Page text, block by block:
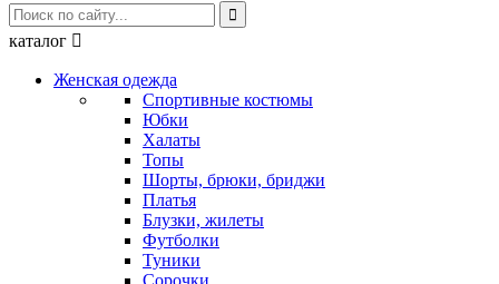

каталог 
Женская одежда
Спортивные костюмы
Юбки
Халаты
Топы
Шорты, брюки, бриджи
Платья
Блузки, жилеты
Футболки
Туники
Сорочки